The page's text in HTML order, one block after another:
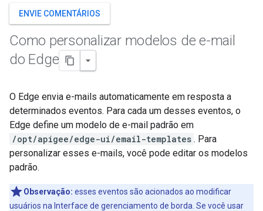
ENVIE COMENTÁRIOS
Como personalizar modelos de e-mail
do Edge
O Edge envia e-mails automaticamente em resposta a
determinados eventos. Para cada um desses eventos, o
Edge define um modelo de e-mail padrão em
/opt/apigee/edge-ui/email-templates . Para
personalizar esses e-mails, você pode editar os modelos
padrão.
Observação: esses eventos são acionados ao modificar
usuários na Interface de gerenciamento de borda. Se você usar